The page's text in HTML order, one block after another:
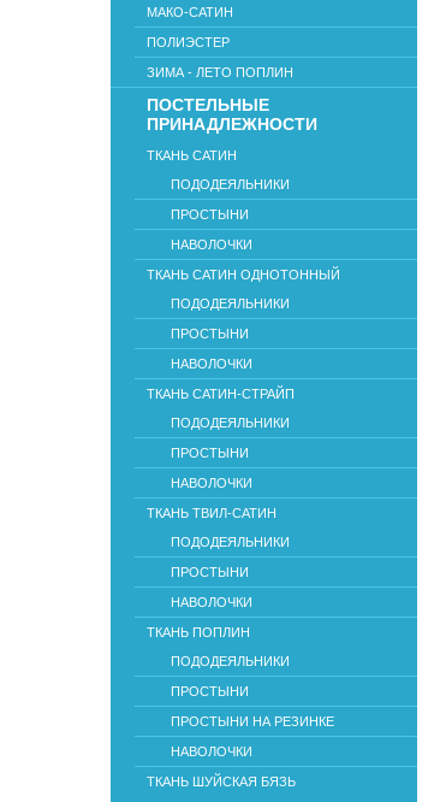
МАКО-САТИН
ПОЛИЭСТЕР
ЗИМА - ЛЕТО ПОПЛИН
ПОСТЕЛЬНЫЕ
ПРИНАДЛЕЖНОСТИ
ТКАНЬ САТИН
ПОДОДЕЯЛЬНИКИ
ПРОСТЫНИ
НАВОЛОЧКИ
ТКАНЬ САТИН ОДНОТОННЫЙ
ПОДОДЕЯЛЬНИКИ
ПРОСТЫНИ
НАВОЛОЧКИ
ТКАНЬ САТИН-СТРАЙП
ПОДОДЕЯЛЬНИКИ
ПРОСТЫНИ
НАВОЛОЧКИ
ТКАНЬ ТВИЛ-САТИН
ПОДОДЕЯЛЬНИКИ
ПРОСТЫНИ
НАВОЛОЧКИ
ТКАНЬ ПОПЛИН
ПОДОДЕЯЛЬНИКИ
ПРОСТЫНИ
ПРОСТЫНИ НА РЕЗИНКЕ
НАВОЛОЧКИ
ТКАНЬ ШУЙСКАЯ БЯЗЬ